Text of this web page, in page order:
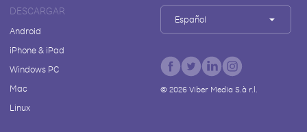
DESCARGAR
Android
iPhone & iPad
Windows PC
Mac
Linux
Español
© 2026Viber Media S.à r.l.